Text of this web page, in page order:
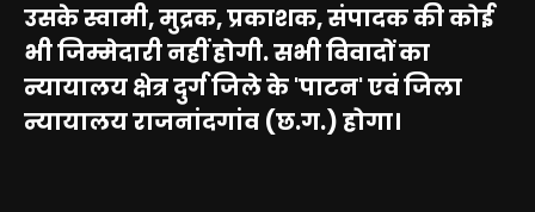
उसके स्वामी, मुद्रक, प्रकाशक, संपादक की कोई
भी जिम्मेदारी नहीं होगी. सभी विवादों का
न्यायालय क्षेत्र दुर्ग जिले के 'पाटन' एवं जिला
न्यायालय राजनांदगांव (छ.ग.) होगा।